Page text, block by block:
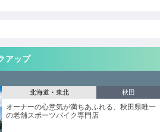
アップ
北海道・東北 秋田
オーナーの心意気が満ちあふれる、秋田県唯一
の老舗スポーツバイク専門店